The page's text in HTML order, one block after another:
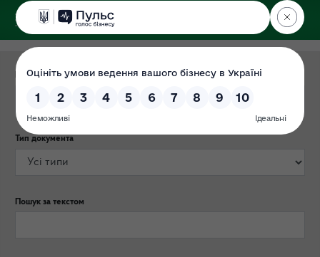
ДЕРЖЕКОІНСПЕКЦІЯ
Категорія публікації
Тип документа
Пошук за текстом